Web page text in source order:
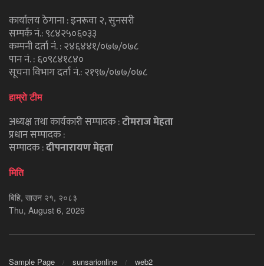
कार्यालय ठेगाना : इनरूवा २, सुनसरी
सम्पर्क नं.: ९८४२५०६०३३
कम्पनी दर्ता नं. : २४६४४१/०७७/०७८
पान नं. : ६०९८४१८४०
सूचना विभाग दर्ता नं.: २१९७/०७७/०७८
हाम्राे टीम
अध्यक्ष तथा कार्यकारी सम्पादक :टाेमराज मेहता
प्रधान सम्पादक :
सम्पादक :दीपनारायण मेहता
मिति
बिहि, साउन २१, २०८३
Thu, August 6, 2026
Sample Page sunsarionline web2